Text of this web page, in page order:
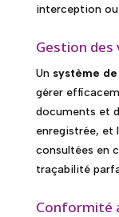
interception ou
Gestion des
Un système
gérer
documents et
enregistrée, et
consultées en
traçabilité
Conformité